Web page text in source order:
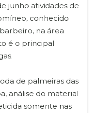
junho atividades de
conhecido
na área
é o principal
de palmeiras das
análise do material
somente nas